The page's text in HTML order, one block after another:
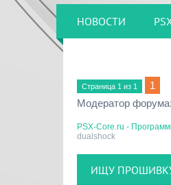
НОВОСТИ
Страница 1 из 1
1
Модератор форума:
PSX-Core.ru -
dualshock
ИЩУ ПРОШИВКУ